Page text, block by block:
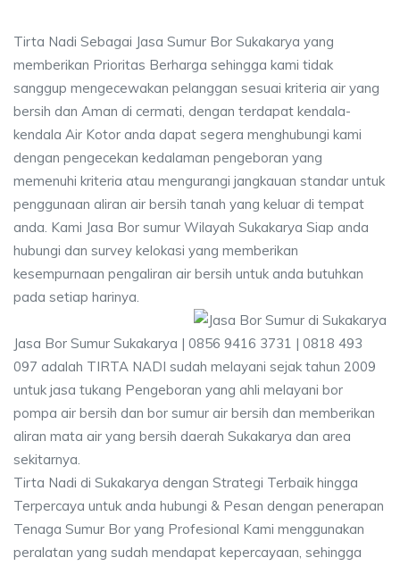
Tirta Nadi Sebagai Jasa Sumur Bor Sukakarya yang
memberikan Prioritas Berharga sehingga kami tidak
sanggup mengecewakan pelanggan sesuai kriteria air yang
bersih dan Aman di cermati, dengan terdapat kendala-
kendala Air Kotor anda dapat segera menghubungi kami
dengan pengecekan kedalaman pengeboran yang
memenuhi kriteria atau mengurangi jangkauan standar untuk
penggunaan aliran air bersih tanah yang keluar di tempat
anda. Kami Jasa Bor sumur Wilayah Sukakarya Siap anda
hubungi dan survey kelokasi yang memberikan
kesempurnaan pengaliran air bersih untuk anda butuhkan
pada setiap harinya.
Jasa Bor Sumur Sukakarya | 0856 9416 3731 | 0818 493
097 adalah TIRTA NADI sudah melayani sejak tahun 2009
untuk jasa tukang Pengeboran yang ahli melayani bor
pompa air bersih dan bor sumur air bersih dan memberikan
aliran mata air yang bersih daerah Sukakarya dan area
sekitarnya.
Tirta Nadi di Sukakarya dengan Strategi Terbaik hingga
Terpercaya untuk anda hubungi & Pesan dengan penerapan
Tenaga Sumur Bor yang Profesional Kami menggunakan
peralatan yang sudah mendapat kepercayaan, sehingga